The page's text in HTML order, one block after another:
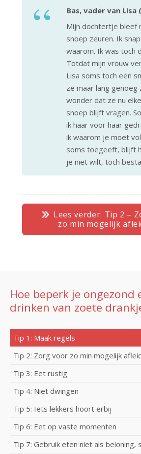
Bas, vader van Lisa
Mijn dochtertje bleef
snoep zeuren. Ik
waarom. Ik was toch
Totdat mijn vrouw
Lisa soms toch een
ze maar lang genoeg
wonder dat ze nu
snoep blijft vragen.
ik haar voor haar
ik waarom je moet
soms toegeeft, blijft
je niet wilt, toch
Lees verder: Tip 2 –
zo min mogelijk
Hoe beperk je ongezond
drinken van zoete
Tip 1: Maak regels
Tip 2: Zorg voor zo min mogelijk
Tip 3: Eet rustig
Tip 4: Niet dwingen
Tip 5: Iets lekkers hoort erbij
Tip 6: Eet op vaste momenten
Tip 7: Gebruik eten niet als